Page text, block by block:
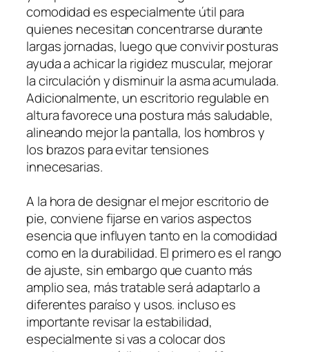
comodidad es especialmente útil para
quienes necesitan concentrarse durante
largas jornadas, luego que convivir posturas
ayuda a achicar la rigidez muscular, mejorar
la circulación y disminuir la asma acumulada.
Adicionalmente, un escritorio regulable en
altura favorece una postura más saludable,
alineando mejor la pantalla, los hombros y
los brazos para evitar tensiones
innecesarias.
A la hora de designar el mejor escritorio de
pie, conviene fijarse en varios aspectos
esencia que influyen tanto en la comodidad
como en la durabilidad. El primero es el rango
de ajuste, sin embargo que cuanto más
amplio sea, más tratable será adaptarlo a
diferentes paraíso y usos. incluso es
importante revisar la estabilidad,
especialmente si vas a colocar dos